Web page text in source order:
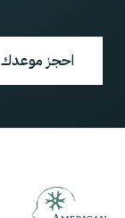
احجز موعدك